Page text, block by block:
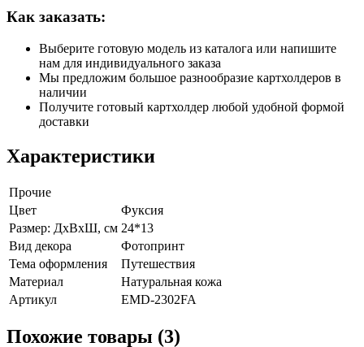
Как заказать:
Выберите готовую модель из каталога или напишите
нам для индивидуального заказа
Мы предложим большое разнообразие картхолдеров в
наличии
Получите готовый картхолдер любой удобной формой
доставки
Характеристики
Прочие
Цвет
Фуксия
Размер: ДхВхШ, см 24*13
Вид декора
Фотопринт
Тема оформления
Путешествия
Материал
Натуральная кожа
Артикул
EMD-2302FA
Похожие товары (3)